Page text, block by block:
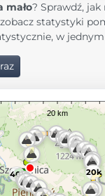
mało? Sprawdź,
statystyki
w
40k 20k
10k